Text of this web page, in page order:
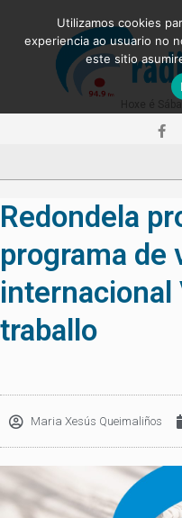
Redondela
programa de
internacional
traballo
Maria Xesús Queimaliños
Utilizamos cookies
experiencia ao usuario no
este sitio